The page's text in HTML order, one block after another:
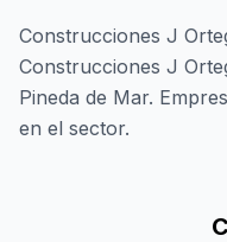
Construcciones J
Construcciones J
Pineda de Mar.
en el sector.